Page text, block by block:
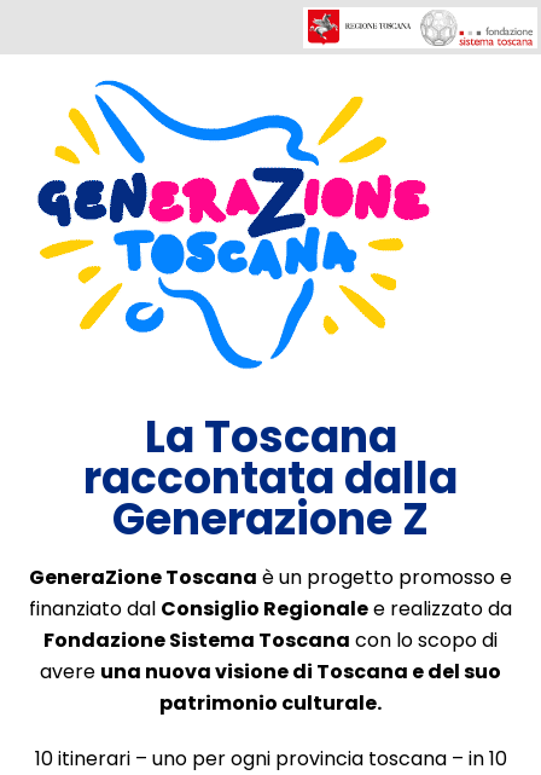
La Toscana
raccontata dalla
Generazione Z
GeneraZione Toscana è un progetto promosso e
finanziato dal Consiglio Regionalee realizzato da
Fondazione Sistema Toscana con lo scopo di
avere una nuova visione di Toscana e del suo
patrimonio culturale.
10 itinerari – uno per ogni provincia toscana – in 10